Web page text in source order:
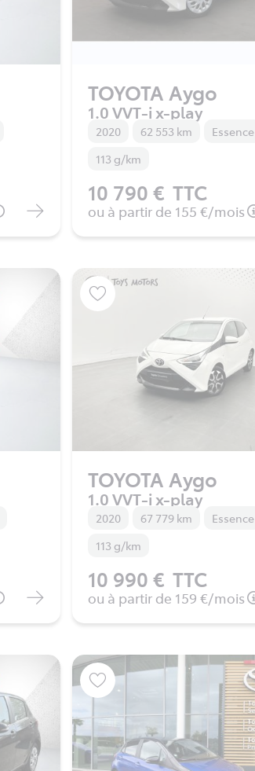
TOYOTA Aygo
1.0 VVT-i x-play
2020 62 553 km
Essence
113 g/km
10 790 € TTC
ou à partir de 155 €/mois
TOYOTA Aygo
1.0 VVT-i x-play
2020 67 779 km
Essence
113 g/km
10 990 € TTC
ou à partir de 159 €/mois